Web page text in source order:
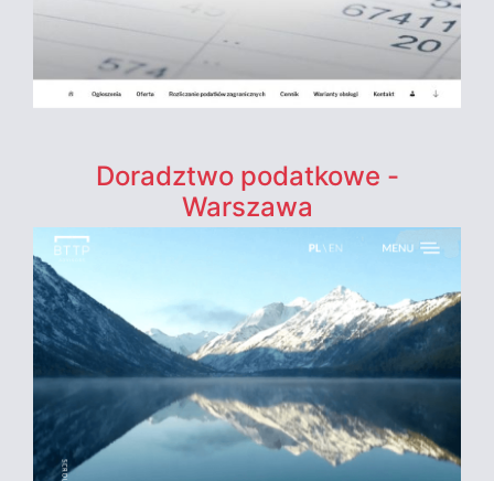
Doradztwo podatkowe -
Warszawa